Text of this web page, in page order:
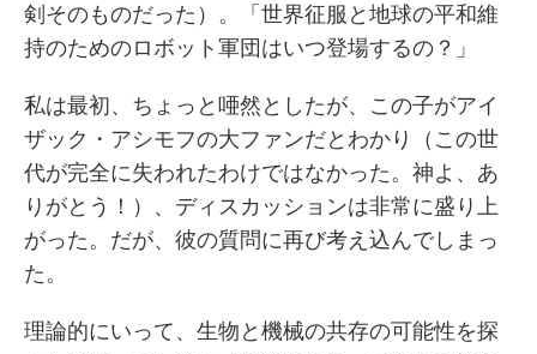
剣そのものだった）。「世界征服と地球の平和維
持のためのロボット軍団はいつ登場するの？」
私は最初、ちょっと唖然としたが、この子がアイ
ザック・アシモフの大ファンだとわかり（この世
代が完全に失われたわけではなかった。神よ、あ
りがとう！）、ディスカッションは非常に盛り上
がった。だが、彼の質問に再び考え込んでしまっ
た。
理論的にいって、生物と機械の共存の可能性を探